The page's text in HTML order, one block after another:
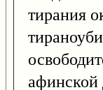
тирания
афинской